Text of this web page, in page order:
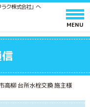
ク株式会社」へ
高柳 台所水栓交換 施主様